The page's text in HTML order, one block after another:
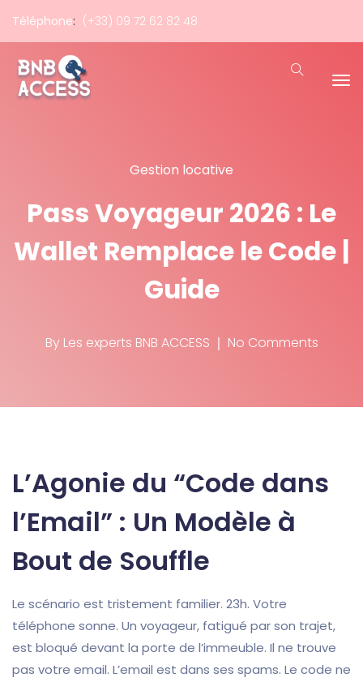
Téléphone: (+33) 09 72 62 82 48
Gestion locative
Pass Voyageur 2026 : Le
Wallet Remplace le Code |
Guide
By Les experts BNB ACCESS No Comments
L’Agonie du “Code dans
l’Email” : Un Modèle à
Bout de Souffle
Le scénario est tristement familier. 23h. Votre
téléphone sonne. Un voyageur, fatigué par son trajet,
est bloqué devant la porte de l’immeuble. Il ne trouve
pas votre email. L’email est dans ses spams. Le code ne